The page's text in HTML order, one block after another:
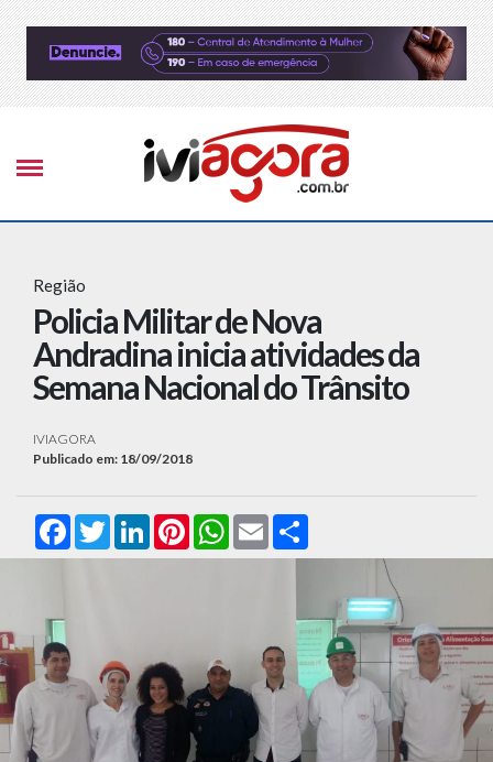
Região
Policia Militar de Nova
Andradina inicia atividades da
Semana Nacional do Trânsito
IVIAGORA
Publicado em: 18/09/2018
FacebookTwitterLinkedInPinterestWhatsApp
Email